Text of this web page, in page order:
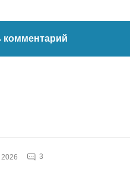
комментарий
2026 3